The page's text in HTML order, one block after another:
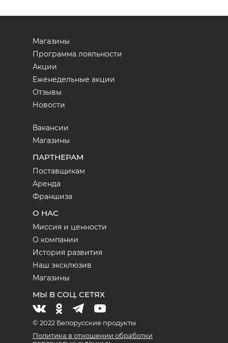
Магазины
Программа лояльности
Акции
Еженедельные акции
Отзывы
Новости
Вакансии
Магазины
ПАРТНЕРАМ
Поставщикам
Аренда
Франшиза
О НАС
Миссия и ценности
О компании
История развития
Наш эксклюзив
Магазины
МЫ В СОЦ. СЕТЯХ
© 2022 Белорусские продукты
Политика в отношении обработки